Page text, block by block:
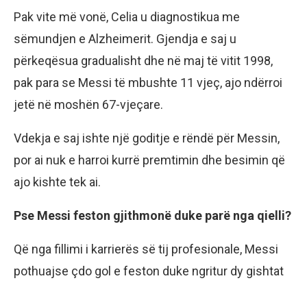
Pak vite më vonë, Celia u diagnostikua me
sëmundjen e Alzheimerit. Gjendja e saj u
përkeqësua gradualisht dhe në maj të vitit 1998,
pak para se Messi të mbushte 11 vjeç, ajo ndërroi
jetë në moshën 67-vjeçare.
Vdekja e saj ishte një goditje e rëndë për Messin,
por ai nuk e harroi kurrë premtimin dhe besimin që
ajo kishte tek ai.
Pse Messi feston gjithmonë duke parë nga qielli?
Që nga fillimi i karrierës së tij profesionale, Messi
pothuajse çdo gol e feston duke ngritur dy gishtat